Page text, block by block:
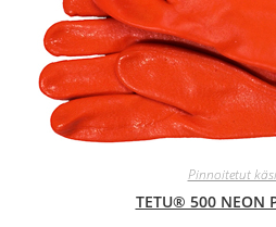
Pinnoitetut
TETU® 500 NEON